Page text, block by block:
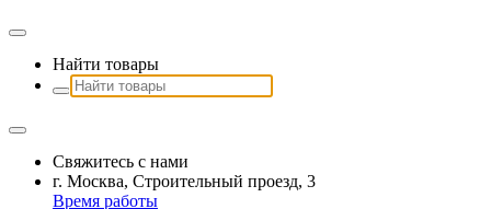
Найти товары
Свяжитесь с нами
г. Москва, Строительный проезд, 3
Время работы